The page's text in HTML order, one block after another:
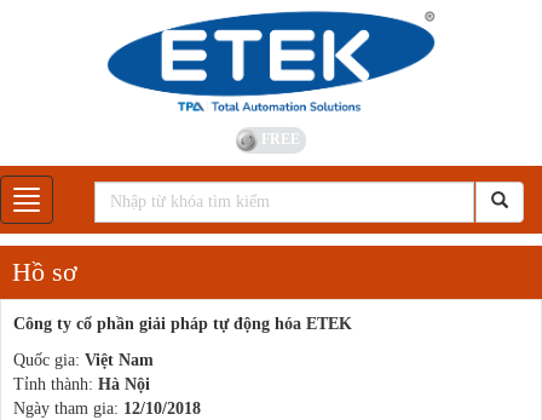
FREE
Gian hàng
Hồ sơ
Công ty cổ phần giải pháp tự động hóa ETEK
Quốc gia: Việt Nam
Tỉnh thành: Hà Nội
Ngày tham gia: 12/10/2018